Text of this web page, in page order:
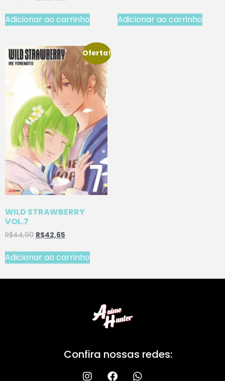
Adicionar ao carrinho Adicionar ao carrinho
Oferta!
WILD STRAWBERRY
VOL.7
R$44,90 R$42,65
Adicionar ao carrinho
Confira nossas redes: